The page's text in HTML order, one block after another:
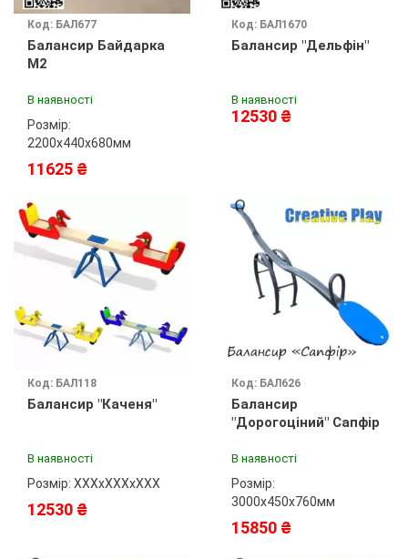
Код: БАЛ677
Балансир Байдарка
М2
В наявності
Розмір:
2200х440х680мм
11625 ₴
Код: БАЛ1670
Балансир "Дельфін"
В наявності
12530 ₴
Код: БАЛ118
Балансир "Каченя"
В наявності
Розмір: ХХХхХХХхХХХ
12530 ₴
Код: БАЛ626
Балансир
"Дорогоціний" Сапфір
В наявності
Розмір:
3000х450х760мм
15850 ₴